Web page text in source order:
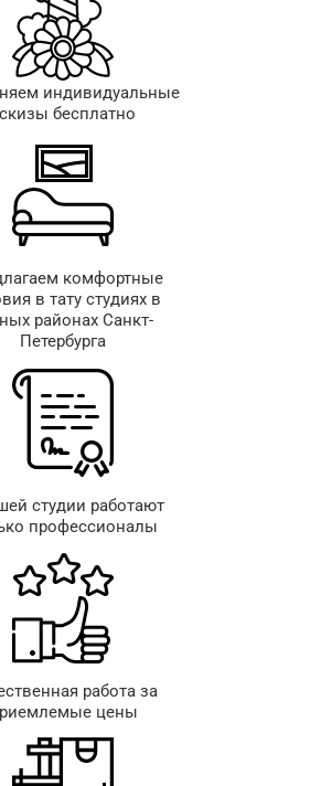
индивидуальные
бесплатно
комфортные
в тату студиях в
районах Санкт-
Петербурга
студии работают
профессионалы
работа за
цены